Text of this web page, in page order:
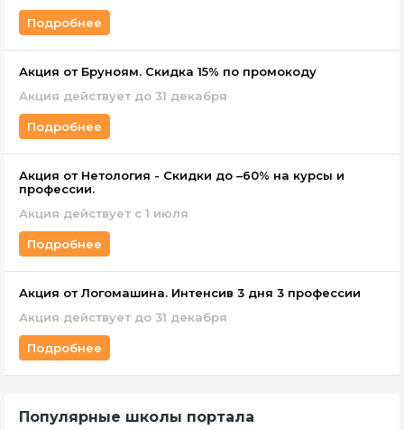
Подробнее
Акция от Бруноям. Скидка 15% по промокоду
Акция действует до 31 декабря
Подробнее
Акция от Нетология - Скидки до –60% на курсы и
профессии.
Акция действует с 1 июля
Подробнее
Акция от Логомашина. Интенсив 3 дня 3 профессии
Акция действует до 31 декабря
Подробнее
Популярные школы портала